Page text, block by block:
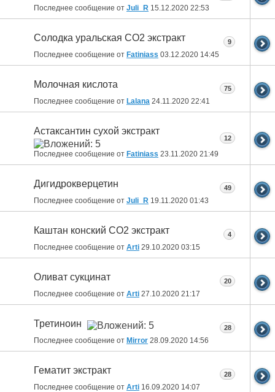
Последнее сообщение от Juli_R 15.12.2020 22:53
Солодка уральская СО2 экстракт
Последнее сообщение от Fatiniass 03.12.2020 14:45
9
Молочная кислота
Последнее сообщение от Lalana 24.11.2020 22:41
75
Астаксантин сухой экстракт
Последнее сообщение от Fatiniass 23.11.2020 21:49
12
Дигидрокверцетин
Последнее сообщение от Juli_R 19.11.2020 01:43
49
Каштан конский СО2 экстракт
Последнее сообщение от Arti 29.10.2020 03:15
4
Оливат сукцинат
Последнее сообщение от Arti 27.10.2020 21:17
20
Третиноин
Последнее сообщение от Mirror 28.09.2020 14:56
28
Гематит экстракт
Последнее сообщение от Arti 16.09.2020 14:07
28